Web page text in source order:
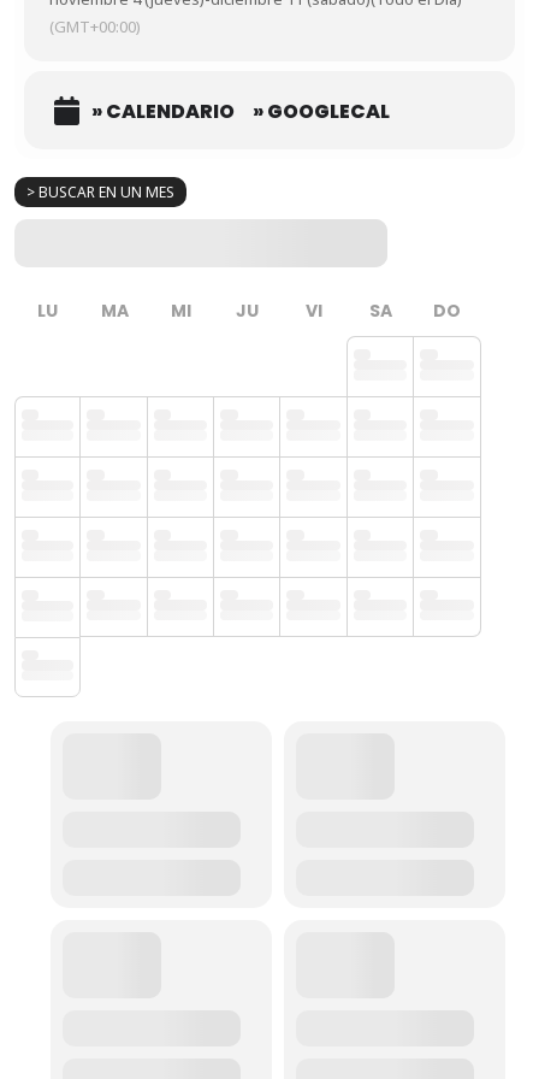
> BUSCAR EN UN MES
LU MA MI JU VI SA DO
(GMT+00:00)
» CALENDARIO » GOOGLECAL